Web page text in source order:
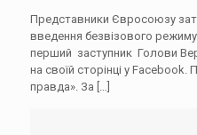
Представники Євросоюзу
введення безвізового
перший заступник Голови
на своїй сторінці у
правда». За […]